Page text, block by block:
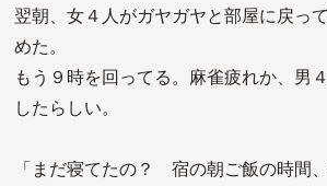
翌朝、女４人がガヤガヤと部屋に戻っ
めた。
もう９時を回ってる。麻雀疲れか、男
したらしい。
「まだ寝てたの？ 宿の朝ご飯の時間